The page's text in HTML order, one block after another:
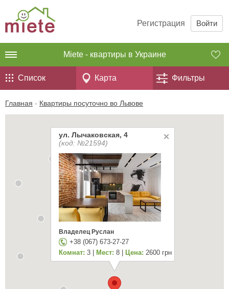
Регистрация Войти
Miete - квартиры в Украине
Список Карта Фильтры
Главная - Квартиры посуточно во Львове
ул. Лычаковская, 4
(код: №21594)
Владелец Руслан
+38 (067) 673-27-27
Комнат: 3 | Мест: 8 | Цена: 2600 грн